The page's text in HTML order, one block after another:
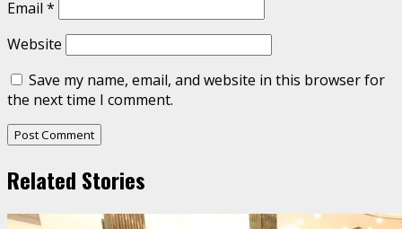
Email *
Website
Save my name, email, and website in this browser for
the next time I comment.
Related Stories